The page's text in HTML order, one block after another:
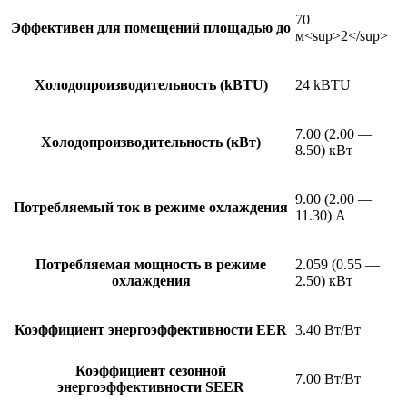
Эффективен для помещений площадью до
70
м<sup>2</sup>
Холодопроизводительность (kBTU) 24 kBTU
Холодопроизводительность (кВт)
7.00 (2.00 —
8.50) кВт
Потребляемый ток в режиме охлаждения
9.00 (2.00 —
11.30) А
Потребляемая мощность в режиме
охлаждения
2.059 (0.55 —
2.50) кВт
Коэффициент энергоэффективности EER 3.40 Вт/Вт
Коэффициент сезонной
энергоэффективности SEER
7.00 Вт/Вт